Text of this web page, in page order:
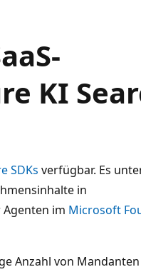
KI
SDKs verfügbar. Es
in
im Microsoft
Anzahl von Mandanten